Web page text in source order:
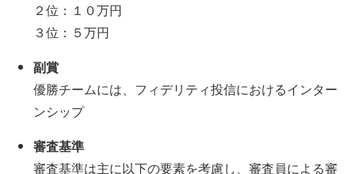
２位：１０万円
３位：５万円
副賞
優勝チームには、フィデリティ投信におけるインター
ンシップ
審査基準
審査基準は主に以下の要素を考慮し、審査員による審